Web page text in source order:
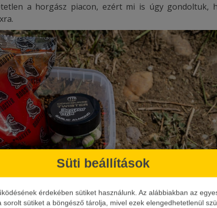
Süti beállítások
érdekében sütiket használunk. Az alábbiakban az
sütiket a böngésző tárolja, mivel ezek elengedhetetlenül
a horgász piacon, ezért mi is úgy gondoltuk,